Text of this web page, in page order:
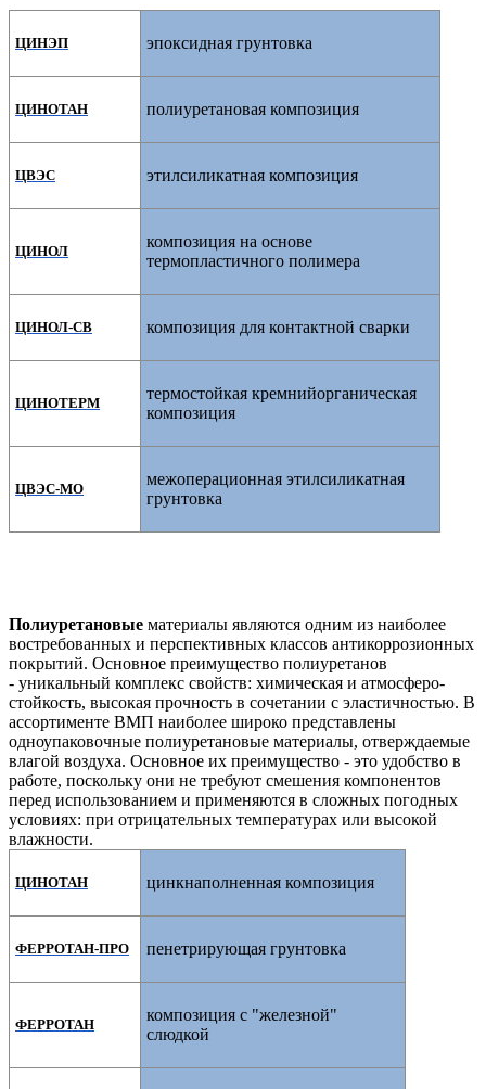
ЦИНЭП эпоксидная грунтовка
ЦИНОТАН полиуретановая композиция
ЦВЭС этилсиликатная композиция
ЦИНОЛ
композиция на основе
термопластичного полимера
ЦИНОЛ-СВ композиция для контактной сварки
ЦИНОТЕРМ
термостойкая кремнийорганическая
композиция
ЦВЭС-МО
межоперационная этилсиликатная
грунтовка
Полиуретановые материалы являются одним из наиболее
востребованных и перспективных классов антикоррозионных
покрытий. Основное преимущество полиуретанов
- уникальный комплекс свойств: химическая и атмосферо-
стойкость, высокая прочность в сочетании с эластичностью. В
ассортименте ВМП наиболее широко представлены
одноупаковочные полиуретановые материалы, отверждаемые
влагой воздуха. Основное их преимущество - это удобство в
работе, поскольку они не требуют смешения компонентов
перед использованием и применяются в сложных погодных
условиях: при отрицательных температурах или высокой
влажности.
ЦИНОТАН цинкнаполненная композиция
ФЕРРОТАН-ПРО пенетрирующая грунтовка
ФЕРРОТАН
композиция с "железной"
слюдкой